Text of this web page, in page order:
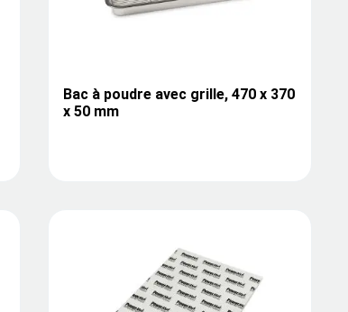
Bac à poudre avec grille, 470 x 370
x 50 mm